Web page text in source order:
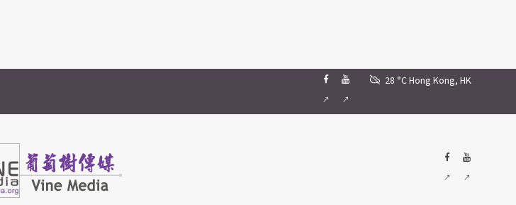
28 °CHong Kong, HK